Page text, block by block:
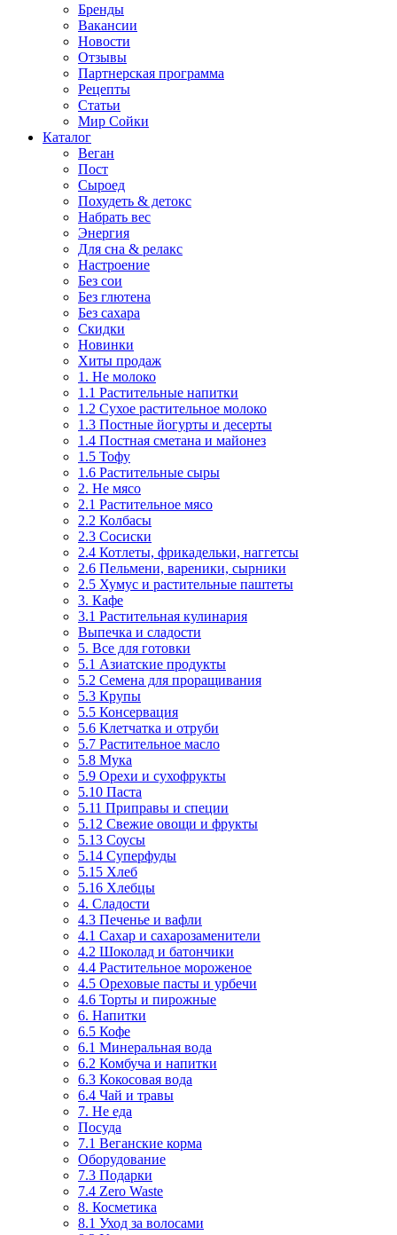
Бренды
Вакансии
Новости
Отзывы
Партнерская программа
Рецепты
Статьи
Мир Сойки
Каталог
Веган
Пост
Сыроед
Похудеть & детокс
Набрать вес
Энергия
Для сна & релакс
Настроение
Без сои
Без глютена
Без сахара
Скидки
Новинки
Хиты продаж
1. Не молоко
1.1 Растительные напитки
1.2 Сухое растительное молоко
1.3 Постные йогурты и десерты
1.4 Постная сметана и майонез
1.5 Тофу
1.6 Растительные сыры
2. Не мясо
2.1 Растительное мясо
2.2 Колбасы
2.3 Сосиски
2.4 Котлеты, фрикадельки, наггетсы
2.6 Пельмени, вареники, сырники
2.5 Хумус и растительные паштеты
3. Кафе
3.1 Растительная кулинария
Выпечка и сладости
5. Все для готовки
5.1 Азиатские продукты
5.2 Семена для проращивания
5.3 Крупы
5.5 Консервация
5.6 Клетчатка и отруби
5.7 Растительное масло
5.8 Мука
5.9 Орехи и сухофрукты
5.10 Паста
5.11 Приправы и специи
5.12 Свежие овощи и фрукты
5.13 Соусы
5.14 Суперфуды
5.15 Хлеб
5.16 Хлебцы
4. Сладости
4.3 Печенье и вафли
4.1 Сахар и сахарозаменители
4.2 Шоколад и батончики
4.4 Растительное мороженое
4.5 Ореховые пасты и урбечи
4.6 Торты и пирожные
6. Напитки
6.5 Кофе
6.1 Минеральная вода
6.2 Комбуча и напитки
6.3 Кокосовая вода
6.4 Чай и травы
7. Не еда
Посуда
7.1 Веганские корма
Оборудование
7.3 Подарки
7.4 Zero Waste
8. Косметика
8.1 Уход за волосами